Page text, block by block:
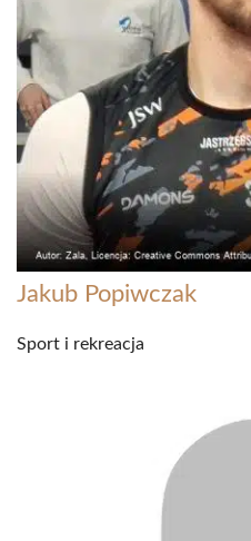
Jakub Popiwczak
Sport i rekreacja